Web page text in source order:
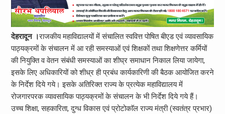
देहरादून ।राजकीय महाविद्यालयों में संचालित स्ववित्त पोषित बीएड एवं व्यावसायिक
पाठ्यक्रमों के संचालन में आ रही समस्याओं एवं शिक्षकों तथा शिक्षणेत्तर कर्मियों
की नियुक्ति व वेतन संबंधी समस्याओं का शीघ्र समाधान निकाल लिया जायेगा,
इसके लिए अधिकारियों को शीध्र ही प्रबंध कार्यकारिणी की बैठक आयोजित करने
के निर्देश दिये गये। इसके अतिरिक्त राज्य के प्रत्येक महाविद्यालय में
रोजगारपरक व्यावसायिक पाठ्यक्रमों के संचालन के भी निर्देश दिये गये हैं।
उच्च शिक्षा, सहकारिता, दुग्ध विकास एवं प्रोटोकाॅल राज्य मंत्री (स्वतंत्र प्रभार)